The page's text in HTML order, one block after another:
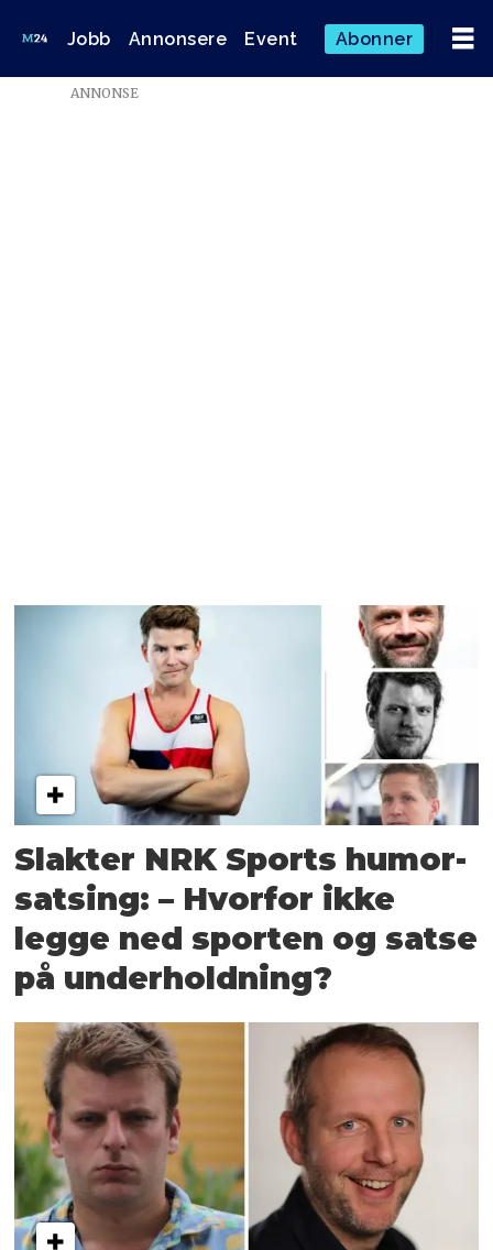
Jobb Annonsere Event Abonner
Emne:
ANNONSE
Slakter NRK Sports humor-
satsing: – Hvorfor ikke
legge ned sporten og satse
på underholdning?